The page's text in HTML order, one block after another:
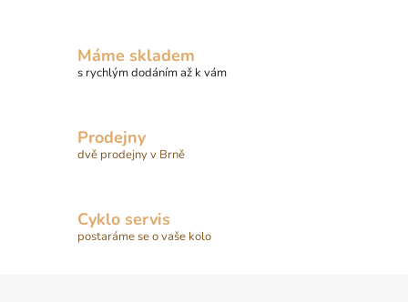
Máme skladem
s rychlým dodáním až k vám
Prodejny
dvě prodejny v Brně
Cyklo servis
postaráme se o vaše kolo